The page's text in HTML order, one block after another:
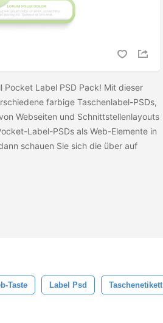
Pocket Label PSD Pack! Mit dieser
farbige Taschenlabel-PSDs,
Webseiten und Schnittstellenlayouts
Label-PSDs als Web-Elemente in
schauen Sie sich die über auf
Taste Label Psd Taschenetikett